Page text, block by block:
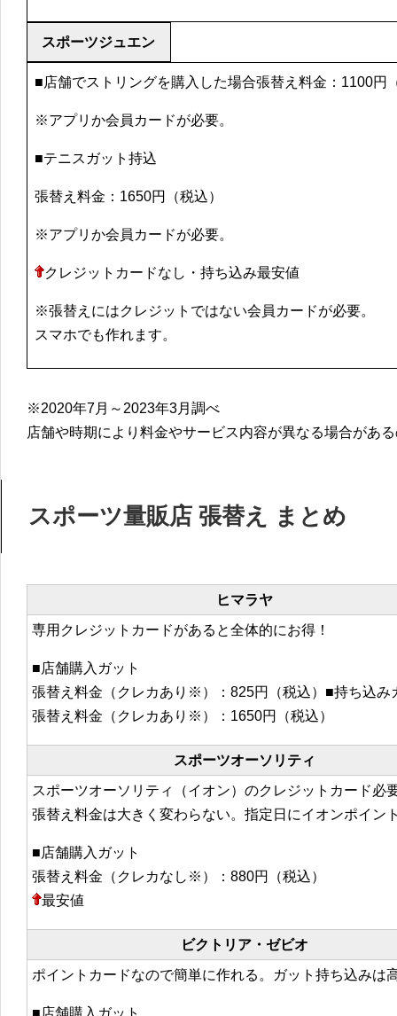
スポーツジュエン
■店舗でストリングを購入した場合張替え料金：1100円
※アプリか会員カードが必要。
■テニスガット持込
張替え料金：1650円（税込）
※アプリか会員カードが必要。
クレジットカードなし・持ち込み最安値
※張替えにはクレジットではない会員カードが必要。
スマホでも作れます。
※2020年7月～2023年3月調べ
店舗や時期により料金やサービス内容が異なる場合があ
スポーツ量販店 張替え まとめ
ヒマラヤ
専用クレジットカードがあると全体的にお得！
■店舗購入ガット
張替え料金（クレカあり※）：825円（税込）■持ち込み
張替え料金（クレカあり※）：1650円（税込）
スポーツオーソリティ
スポーツオーソリティ（イオン）のクレジットカード必
張替え料金は大きく変わらない。指定日にイオンポイン
■店舗購入ガット
張替え料金（クレカなし※）：880円（税込）
最安値
ビクトリア・ゼビオ
ポイントカードなので簡単に作れる。ガット持ち込みは
■店舗購入ガット